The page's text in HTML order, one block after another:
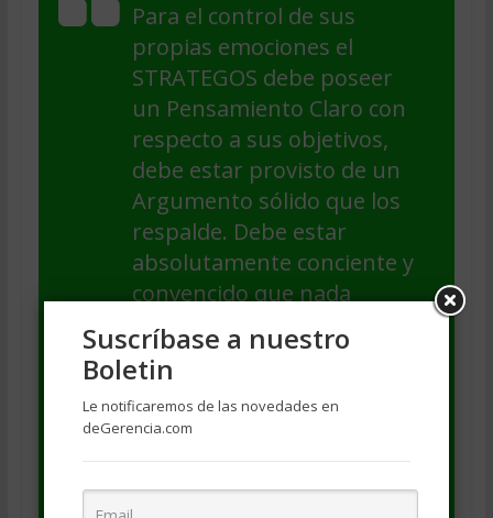
Para el control de sus
propias emociones el
STRATEGOS debe poseer
un Pensamiento Claro con
respecto a sus objetivos,
debe estar provisto de un
Argumento sólido que los
respalde. Debe estar
absolutamente conciente y
convencido que nada
puede interponerse entre
él y el alcance de ése
objetivo; eso precisamente
le repite sin cesar el
Suscríbase a nuestro
Boletin
Le notificaremos de las novedades en
deGerencia.com